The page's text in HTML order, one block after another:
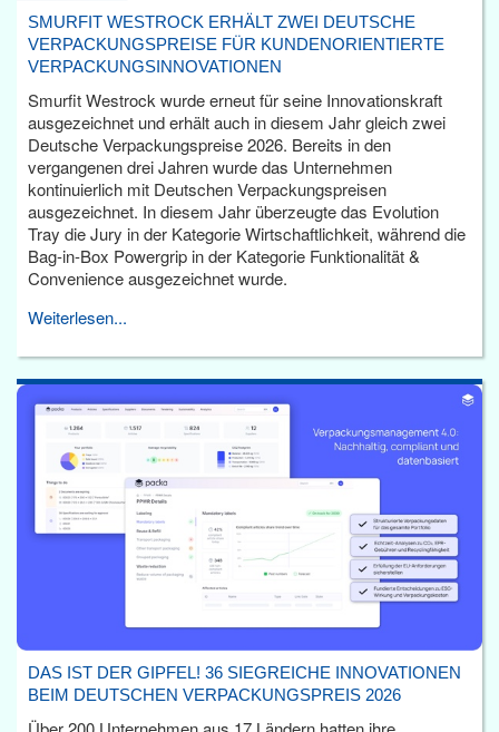
SMURFIT WESTROCK ERHÄLT ZWEI DEUTSCHE
VERPACKUNGSPREISE FÜR KUNDENORIENTIERTE
VERPACKUNGSINNOVATIONEN
Smurfit Westrock wurde erneut für seine Innovationskraft
ausgezeichnet und erhält auch in diesem Jahr gleich zwei
Deutsche Verpackungspreise 2026. Bereits in den
vergangenen drei Jahren wurde das Unternehmen
kontinuierlich mit Deutschen Verpackungspreisen
ausgezeichnet. In diesem Jahr überzeugte das Evolution
Tray die Jury in der Kategorie Wirtschaftlichkeit, während die
Bag-in-Box Powergrip in der Kategorie Funktionalität &
Convenience ausgezeichnet wurde.
Weiterlesen...
DAS IST DER GIPFEL! 36 SIEGREICHE INNOVATIONEN
BEIM DEUTSCHEN VERPACKUNGSPREIS 2026